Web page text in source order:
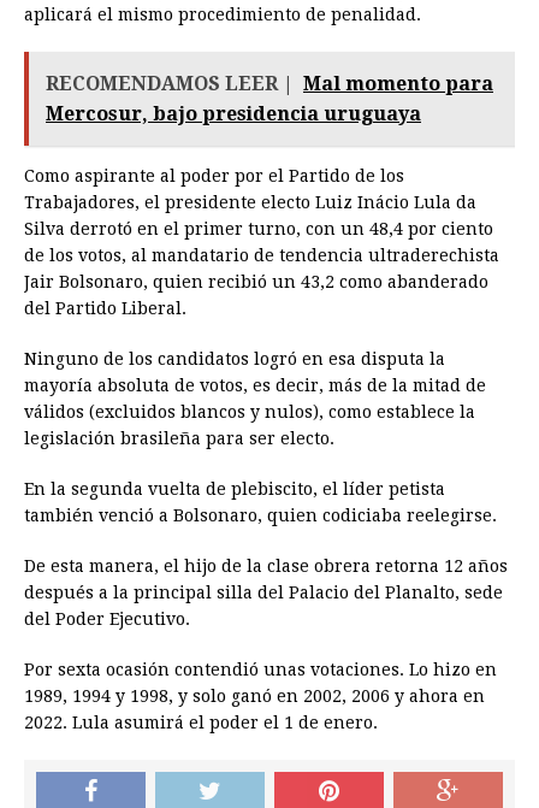
aplicará el mismo procedimiento de penalidad.
RECOMENDAMOS LEER |
Mal momento para
Mercosur, bajo presidencia uruguaya
Como aspirante al poder por el Partido de los
Trabajadores, el presidente electo Luiz Inácio Lula da
Silva derrotó en el primer turno, con un 48,4 por ciento
de los votos, al mandatario de tendencia ultraderechista
Jair Bolsonaro, quien recibió un 43,2 como abanderado
del Partido Liberal.
Ninguno de los candidatos logró en esa disputa la
mayoría absoluta de votos, es decir, más de la mitad de
válidos (excluidos blancos y nulos), como establece la
legislación brasileña para ser electo.
En la segunda vuelta de plebiscito, el líder petista
también venció a Bolsonaro, quien codiciaba reelegirse.
De esta manera, el hijo de la clase obrera retorna 12 años
después a la principal silla del Palacio del Planalto, sede
del Poder Ejecutivo.
Por sexta ocasión contendió unas votaciones. Lo hizo en
1989, 1994 y 1998, y solo ganó en 2002, 2006 y ahora en
2022. Lula asumirá el poder el 1 de enero.